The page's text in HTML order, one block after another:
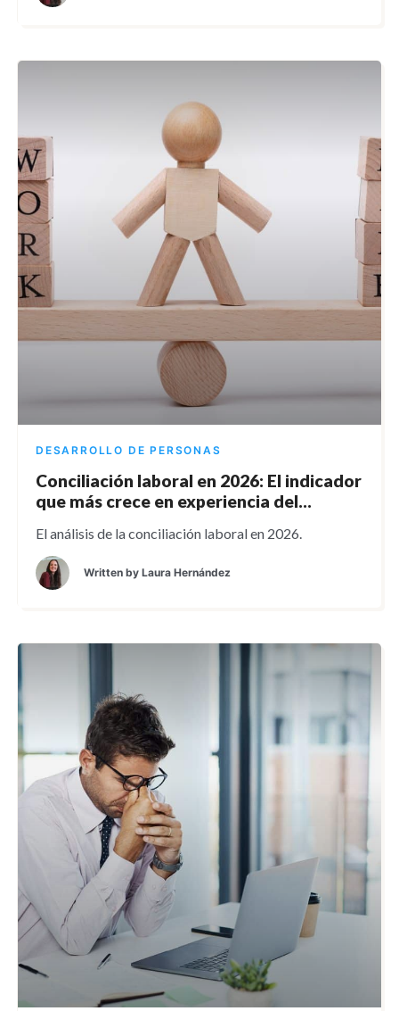
DESARROLLO DE PERSONAS
Conciliación laboral en 2026: El indicador
que más crece en experiencia del
El análisis de la conciliación laboral en 2026.
Written by Laura Hernández